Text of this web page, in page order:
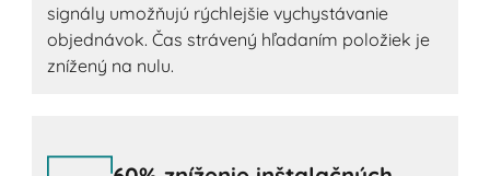
signály umožňujú rýchlejšie vychystávanie
objednávok. Čas strávený hľadaním položiek je
znížený na nulu.